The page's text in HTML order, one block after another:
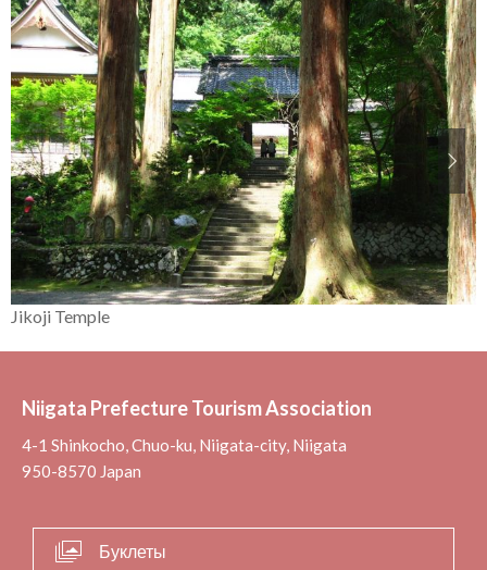
Jikoji Temple
Niigata Prefecture Tourism Association
4-1 Shinkocho, Chuo-ku, Niigata-city, Niigata
950-8570 Japan
Буклеты